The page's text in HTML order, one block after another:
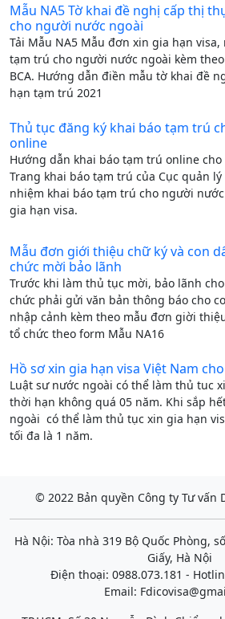
Mẫu NA5 Tờ khai đề nghị cấp thị
cho người nước ngoài
Tải Mẫu NA5 Mẫu đơn xin gia hạn
tạm trú cho người nước ngoài kèm
BCA. Hướng dẫn điền mẫu tờ khai đề
hạn tạm trú 2021
Thủ tục đăng ký khai báo tạm trú
online
Hướng dẫn khai báo tạm trú online
Trang khai báo tạm trú của Cục quản
nhiệm khai báo tạm trú cho người
gia hạn visa.
Mẫu đơn giới thiệu chữ ký và con
chức mời bảo lãnh
Trước khi làm thủ tục mời, bảo lãnh
chức phải gửi văn bản thông báo cho
nhập cảnh kèm theo mẫu đơn giời
tổ chức theo form Mẫu NA16
Hồ sơ xin gia hạn visa Việt Nam
Luật sư nước ngoài có thể làm thủ tuc
thời hạn không quá 05 năm. Khi sắp
ngoài có thể làm thủ tục xin gia hạn
tối đa là 1 năm.
© 2022 Bản quyền Công ty Tư vấn
Hà Nội: Tòa nhà 319 Bộ Quốc Phòng,
Giấy, Hà Nội
Điện thoại: 0988.073.181 -
Email: